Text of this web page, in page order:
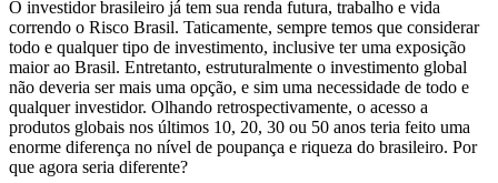
O investidor brasileiro já tem sua renda futura, trabalho e vida
correndo o Risco Brasil. Taticamente, sempre temos que considerar
todo e qualquer tipo de investimento, inclusive ter uma exposição
maior ao Brasil. Entretanto, estruturalmente o investimento global
não deveria ser mais uma opção, e sim uma necessidade de todo e
qualquer investidor. Olhando retrospectivamente, o acesso a
produtos globais nos últimos 10, 20, 30 ou 50 anos teria feito uma
enorme diferença no nível de poupança e riqueza do brasileiro. Por
que agora seria diferente?